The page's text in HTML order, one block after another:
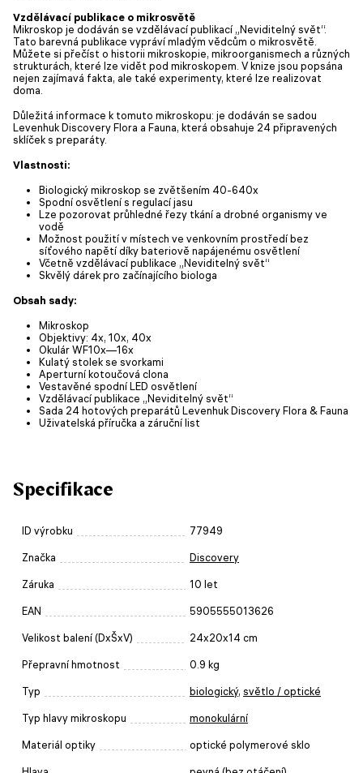
Vzdělávací publikace o mikrosvětě
Mikroskop je dodáván se vzdělávací publikací „Neviditelný svět“.
Tato barevná publikace vypráví mladým vědcům o mikrosvětě.
Můžete si přečíst o historii mikroskopie, mikroorganismech a různých
strukturách, které lze vidět pod mikroskopem. V knize jsou popsána
nejen zajímavá fakta, ale také experimenty, které lze realizovat
doma.
Důležitá informace k tomuto mikroskopu: je dodáván se sadou
Levenhuk Discovery Flora a Fauna, která obsahuje 24 připravených
sklíček s preparáty.
Vlastnosti:
Biologický mikroskop se zvětšením 40-640x
Spodní osvětlení s regulací jasu
Lze pozorovat průhledné řezy tkání a drobné organismy ve
vodě
Možnost použití v místech ve venkovním prostředí bez
síťového napětí díky bateriově napájenému osvětlení
Včetně vzdělávací publikace „Neviditelný svět“
Skvělý dárek pro začínajícího biologa
Obsah sady:
Mikroskop
Objektivy: 4x, 10x, 40x
Okulár WF10x—16x
Kulatý stolek se svorkami
Aperturní kotoučová clona
Vestavěné spodní LED osvětlení
Vzdělávací publikace „Neviditelný svět“
Sada 24 hotových preparátů Levenhuk Discovery Flora & Fauna
Uživatelská příručka a záruční list
Specifikace
ID výrobku 77949
Značka Discovery
Záruka 10 let
EAN 5905555013626
Velikost balení (DxŠxV) 24x20x14 cm
Přepravní hmotnost 0.9 kg
Typ biologický, světlo / optické
Typ hlavy mikroskopu monokulární
Materiál optiky optické polymerové sklo